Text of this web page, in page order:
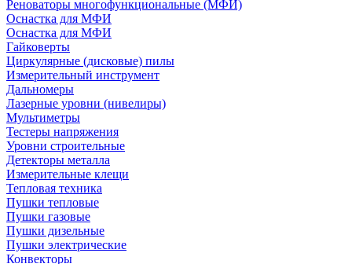
Реноваторы многофункциональные (МФИ)
Оснастка для МФИ
Оснастка для МФИ
Гайковерты
Циркулярные (дисковые) пилы
Измерительный инструмент
Дальномеры
Лазерные уровни (нивелиры)
Мультиметры
Тестеры напряжения
Уровни строительные
Детекторы металла
Измерительные клещи
Тепловая техника
Пушки тепловые
Пушки газовые
Пушки дизельные
Пушки электрические
Конвекторы